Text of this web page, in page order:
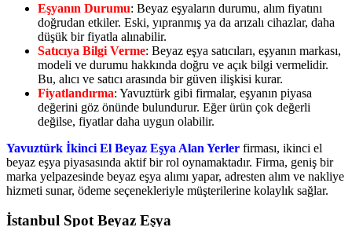
Eşyanın Durumu: Beyaz eşyaların durumu, alım fiyatını
doğrudan etkiler. Eski, yıpranmış ya da arızalı cihazlar, daha
düşük bir fiyatla alınabilir.
Satıcıya Bilgi Verme: Beyaz eşya satıcıları, eşyanın markası,
modeli ve durumu hakkında doğru ve açık bilgi vermelidir.
Bu, alıcı ve satıcı arasında bir güven ilişkisi kurar.
Fiyatlandırma: Yavuztürk gibi firmalar, eşyanın piyasa
değerini göz önünde bulundurur. Eğer ürün çok değerli
değilse, fiyatlar daha uygun olabilir.
Yavuztürk İkinci El Beyaz Eşya Alan Yerler firması, ikinci el
beyaz eşya piyasasında aktif bir rol oynamaktadır. Firma, geniş bir
marka yelpazesinde beyaz eşya alımı yapar, adresten alım ve nakliye
hizmeti sunar, ödeme seçenekleriyle müşterilerine kolaylık sağlar.
İstanbul Spot Beyaz Eşya